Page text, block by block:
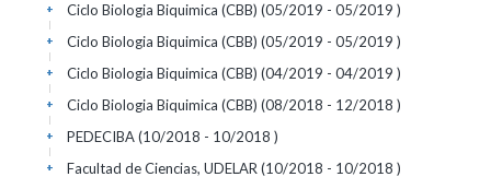
Ciclo Biologia Biquimica (CBB) (05/2019 - 05/2019 )
+
Ciclo Biologia Biquimica (CBB) (05/2019 - 05/2019 )
+
Ciclo Biologia Biquimica (CBB) (04/2019 - 04/2019 )
+
Ciclo Biologia Biquimica (CBB) (08/2018 - 12/2018 )
+
PEDECIBA (10/2018 - 10/2018 )
+
Facultad de Ciencias, UDELAR (10/2018 - 10/2018 )
+